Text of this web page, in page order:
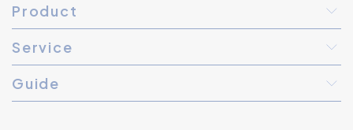
Product
Service
Guide